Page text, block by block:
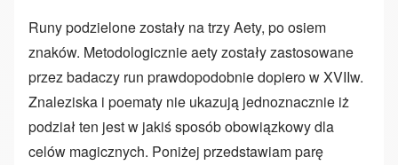
Runy podzielone zostały na trzy Aety, po osiem
znaków. Metodologicznie aety zostały zastosowane
przez badaczy run prawdopodobnie dopiero w XVIIw.
Znaleziska i poematy nie ukazują jednoznacznie iż
podział ten jest w jakiś sposób obowiązkowy dla
celów magicznych. Poniżej przedstawiam parę